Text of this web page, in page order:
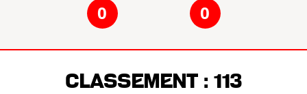
0 0
Classement : 113